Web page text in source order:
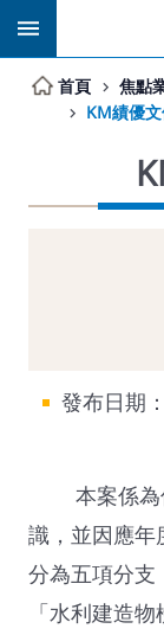
跳到主要內容區塊
首頁 焦點
KM績優
發布日期
本案係為
識，並因應年
分為五項分支
「水利建造